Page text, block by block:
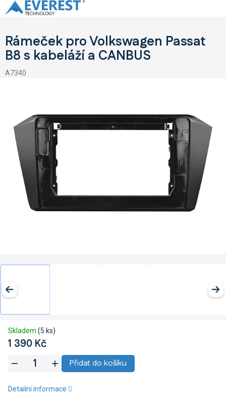
Přejít
na
Rámeček pro Volkswagen Passat
B8 s kabeláží a CANBUS
A7340
1 390 Kč
Skladem (5 ks)
Přidat do košíku
Detailní informace